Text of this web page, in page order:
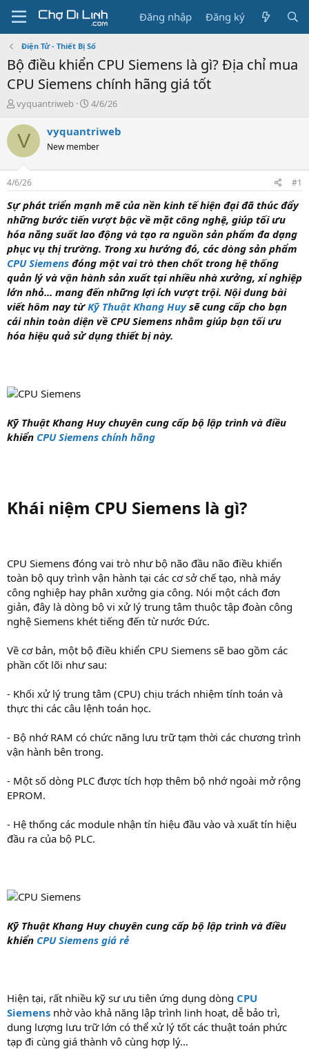
Đăng nhập Đăng ký
Điện Tử - Thiết Bị Số
Bộ điều khiển CPU Siemens là gì? Địa chỉ mua
CPU Siemens chính hãng giá tốt
T
r
e
a
s
t
a
r
t
e
r
vyquantriweb
N
à
g
4/6/26
V vyquantriweb
New member
4/6/26 #1
Sự phát triển mạnh mẽ của nền kinh tế hiện đại đã thúc đẩy
những bước tiến vượt bậc về mặt công nghệ, giúp tối ưu
hóa năng suất lao động và tạo ra nguồn sản phẩm đa dạng
phục vụ thị trường. Trong xu hướng đó, các dòng sản phẩm
CPU Siemens đóng một vai trò then chốt trong hệ thống
quản lý và vận hành sản xuất tại nhiều nhà xưởng, xí nghiệp
lớn nhỏ... mang đến những lợi ích vượt trội. Nội dung bài
viết hôm nay từKỹ Thuật Khang Huysẽ cung cấp cho bạn
cái nhìn toàn diện về CPU Siemens nhằm giúp bạn tối ưu
hóa hiệu quả sử dụng thiết bị này.
Kỹ Thuật Khang Huy chuyên cung cấp bộ lập trình và điều
khiển CPU Siemens chính hãng
Khái niệm CPU Siemens là gì?
CPU Siemens đóng vai trò như bộ não đầu não điều khiển
toàn bộ quy trình vận hành tại các cơ sở chế tạo, nhà máy
công nghiệp hay phân xưởng gia công. Nói một cách đơn
giản, đây là dòng bộ vi xử lý trung tâm thuộc tập đoàn công
nghệ Siemens khét tiếng đến từ nước Đức.
Về cơ bản, một bộ điều khiển CPU Siemens sẽ bao gồm các
phần cốt lõi như sau:
- Khối xử lý trung tâm (CPU) chịu trách nhiệm tính toán và
thực thi các câu lệnh toán học.
- Bộ nhớ RAM có chức năng lưu trữ tạm thời các chương trình
vận hành bên trong.
- Một số dòng PLC được tích hợp thêm bộ nhớ ngoài mở rộng
EPROM.
- Hệ thống các module nhận tín hiệu đầu vào và xuất tín hiệu
đầu ra của bộ PLC.
Kỹ Thuật Khang Huy chuyên cung cấp bộ lập trình và điều
khiển CPU Siemens giá rẻ
Hiện tại, rất nhiều kỹ sư ưu tiên ứng dụng dòng CPU
Siemens nhờ vào khả năng lập trình linh hoạt, dễ bảo trì,
dung lượng lưu trữ lớn có thể xử lý tốt các thuật toán phức
tạp đi cùng giá thành vô cùng hợp lý…